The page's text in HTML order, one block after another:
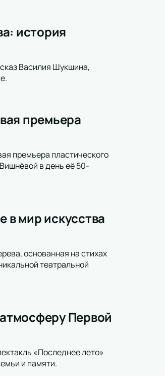
история
Василия Шукшина,
премьера
премьера пластического
в день её 50-
в мир искусства
основанная на стихах
театральной
Первой
«Последнее лето»
и памяти.